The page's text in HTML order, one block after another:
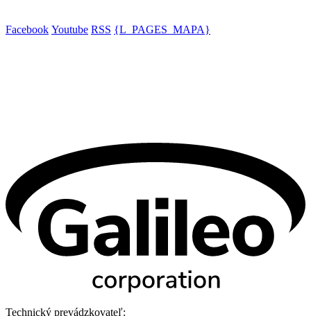
Facebook Youtube RSS {L_PAGES_MAPA}
Technický prevádzkovateľ: